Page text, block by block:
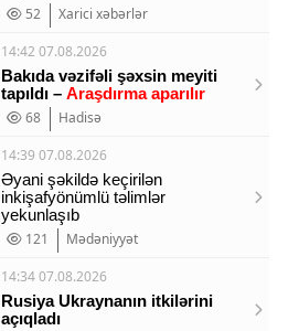
52
Xarici xəbərlər
14:42 07.08.2026
Bakıda vəzifəli şəxsin meyiti
tapıldı – Araşdırma aparılır
68
Hadisə
14:39 07.08.2026
Əyani şəkildə keçirilən
inkişafyönümlü təlimlər
yekunlaşıb
121
Mədəniyyət
14:34 07.08.2026
Rusiya Ukraynanın itkilərini
açıqladı